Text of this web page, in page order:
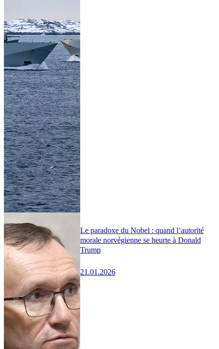
Le paradoxe du Nobel : quand l’autorité
morale norvégienne se heurte à Donald
Trump
21.01.2026